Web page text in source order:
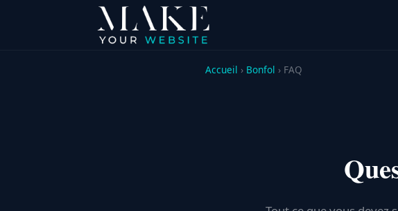
Accueil › Bonfol › FAQ